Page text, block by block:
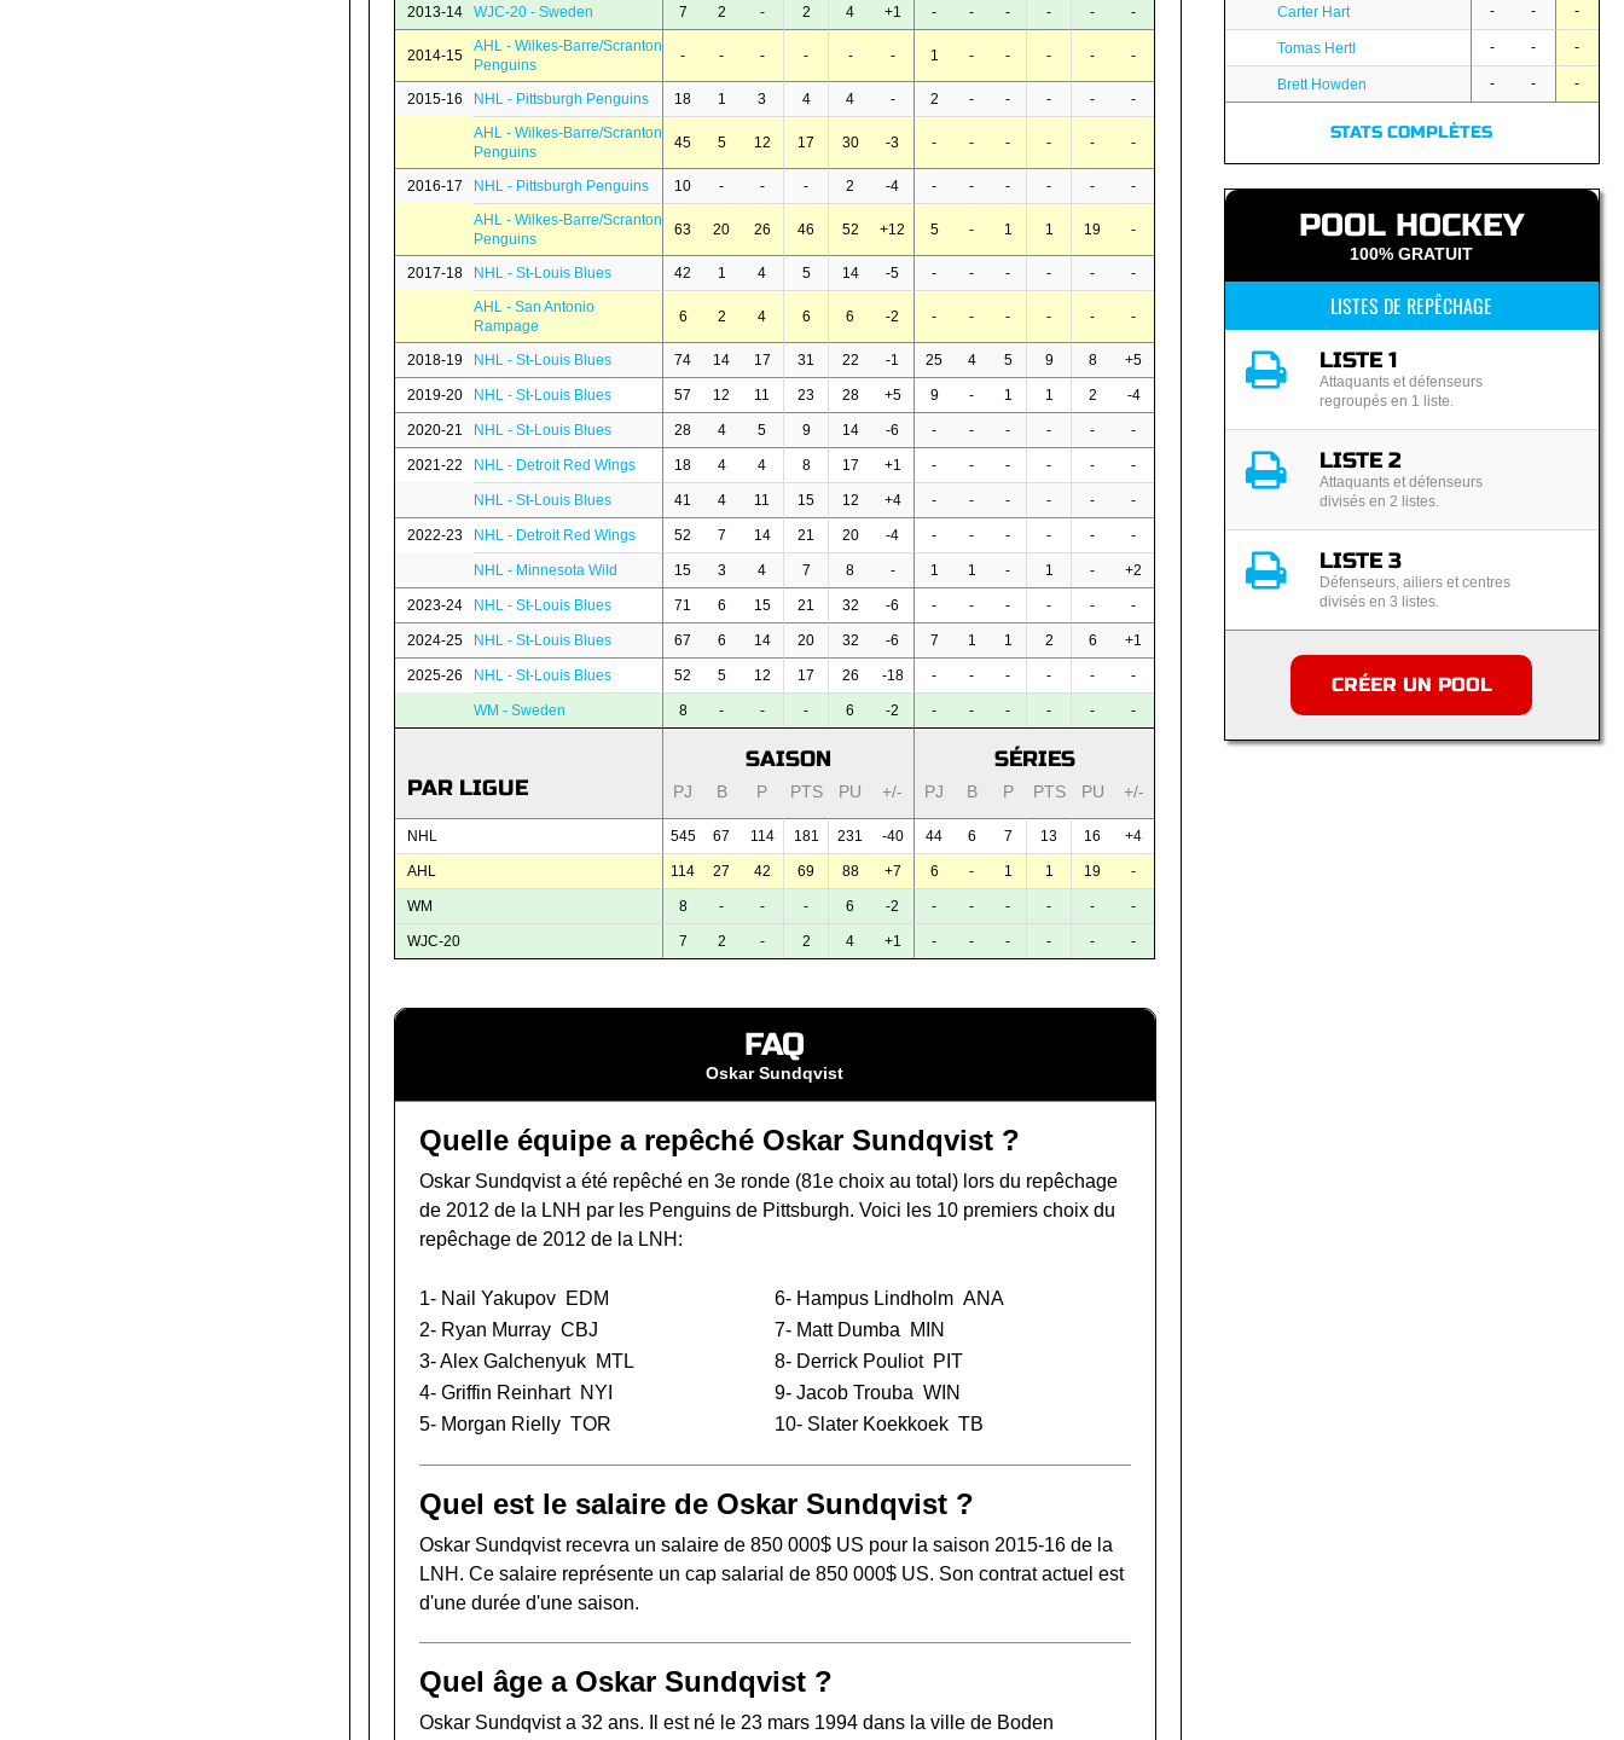
2013-14 WJC-20 - Sweden 7 2 - 2 4 +1 - - - - - -
2014-15
AHL - Wilkes-Barre/Scranton
Penguins
- - - - - - 1 - - - - -
2015-16 NHL - Pittsburgh Penguins 18 1 3 4 4 - 2 - - - -
-
AHL - Wilkes-Barre/Scranton
Penguins
45 5 12 17 30 -3 - - - - - -
2016-17 NHL - Pittsburgh Penguins 10 - - - 2 -4 - - - - -
-
AHL - Wilkes-Barre/Scranton
Penguins
63 20 26 46 52 +12 5 - 1 1 19 -
2017-18 NHL - St-Louis Blues 42 1 4 5 14 -5 - - - - -
-
AHL - San Antonio
Rampage
6 2 4 6 6 -2 - - - - - -
2018-19 NHL - St-Louis Blues 74 14 17 31 22 -1 25 4 5 9 8 +5
2019-20 NHL - St-Louis Blues 57 12 11 23 28 +5 9 - 1 1 2 -4
2020-21 NHL - St-Louis Blues 28 4 5 9 14 -6 - - - - - -
2021-22 NHL - Detroit Red Wings 18 4 4 8 17 +1 - - - - - -
NHL - St-Louis Blues 41 4 11 15 12 +4 - - - - - -
2022-23 NHL - Detroit Red Wings 52 7 14 21 20 -4 - - - - - -
NHL - Minnesota Wild 15 3 4 7 8 - 1 1 - 1 - +2
2023-24 NHL - St-Louis Blues 71 6 15 21 32 -6 - - - - - -
2024-25 NHL - St-Louis Blues 67 6 14 20 32 -6 7 1 1 2 6 +1
2025-26 NHL - St-Louis Blues 52 5 12 17 26 -18 - - - - - -
WM - Sweden 8 - - - 6 -2 - - - - - -
PAR LIGUE
SAISON SÉRIES
PJ B P PTS PU +/- PJ B P PTS PU +/-
NHL 545 67 114 181 231 -40 44 6 7 13 16 +4
AHL 114 27 42 69 88 +7 6 - 1 1 19 -
WM 8 - - - 6 -2 - - - - - -
WJC-20 7 2 - 2 4 +1 - - - - - -
FAQ
Oskar Sundqvist
Quelle équipe a repêché Oskar Sundqvist ?
Oskar Sundqvist a été repêché en 3e ronde (81e choix au total) lors du repêchage
de 2012 de la LNH par les Penguins de Pittsburgh. Voici les 10 premiers choix du
repêchage de 2012 de la LNH:
1- Nail Yakupov EDM
2- Ryan Murray CBJ
3-Alex Galchenyuk MTL
4- Griffin Reinhart NYI
5- Morgan Rielly TOR
6- Hampus Lindholm ANA
7- Matt Dumba
MIN
8- Derrick Pouliot PIT
9-Jacob Trouba WIN
10- Slater Koekkoek TB
Quel est le salaire de Oskar Sundqvist ?
Oskar Sundqvist recevra un salaire de 850 000$ US pour la saison 2015-16 de la
LNH. Ce salaire représente un cap salarial de 850 000$ US. Son contrat actuel est
d'une durée d'une saison.
Quel âge a Oskar Sundqvist ?
Oskar Sundqvist a 32 ans. Il est né le 23 mars 1994 dans la ville de Boden
Carter Hart - - -
Tomas Hertl - - -
Brett Howden - - -
STATS COMPLÈTES
POOL HOCKEY
100% GRATUIT
LISTES DE REPÊCHAGE
LISTE 1
Attaquants et défenseurs
regroupés en 1 liste.
LISTE 2
Attaquants et défenseurs
divisés en 2 listes.
LISTE 3
Défenseurs, ailiers et centres
divisés en 3 listes.
CRÉER UN POOL